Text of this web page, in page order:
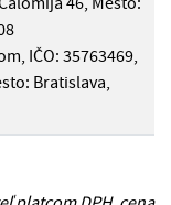
IČO: 35763469,
Bratislava,